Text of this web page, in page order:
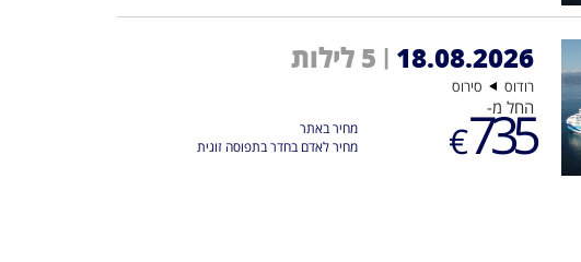
18.08.2026
| 5 לילות
רודוס סירוס
החל מ-
735
€
מחיר באתר
מחיר לאדם בחדר בתפוסה זוגית